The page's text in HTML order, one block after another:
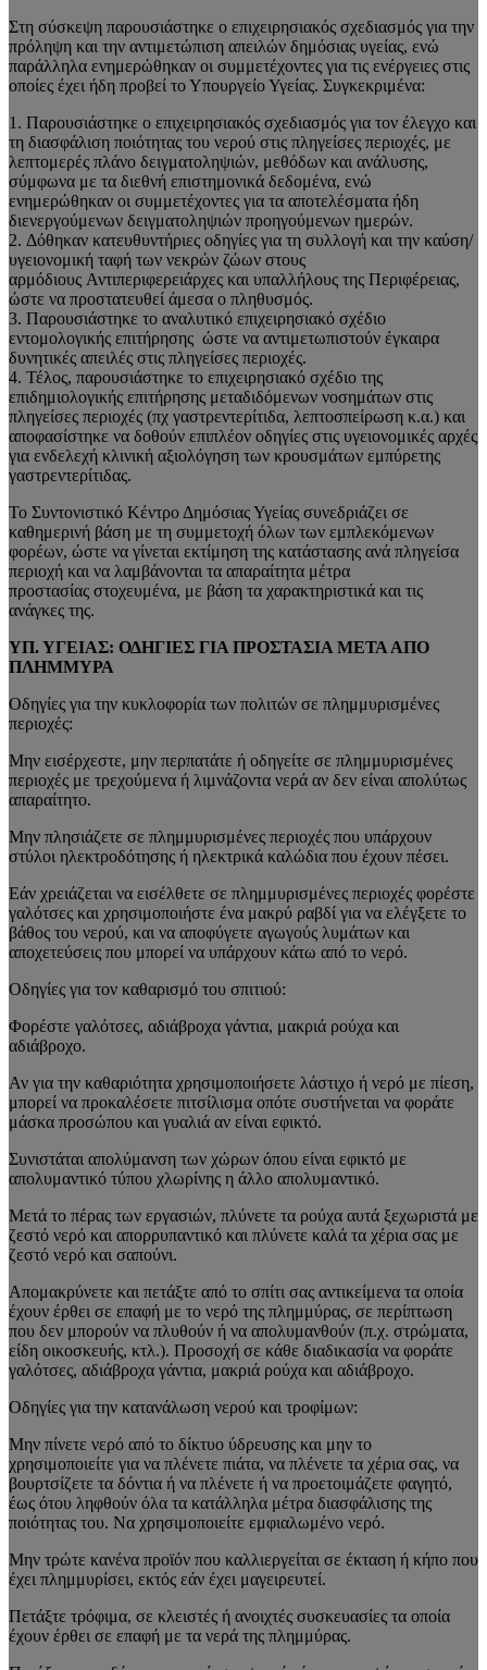
Στη σύσκεψη παρουσιάστηκε ο επιχειρησιακός σχεδιασμός για την
πρόληψη και την αντιμετώπιση απειλών δημόσιας υγείας, ενώ
παράλληλα ενημερώθηκαν οι συμμετέχοντες για τις ενέργειες στις
οποίες έχει ήδη προβεί το Υπουργείο Υγείας. Συγκεκριμένα:
1. Παρουσιάστηκε ο επιχειρησιακός σχεδιασμός για τον έλεγχο και
τη διασφάλιση ποιότητας του νερού στις πληγείσες περιοχές, με
λεπτομερές πλάνο δειγματοληψιών, μεθόδων και ανάλυσης,
σύμφωνα με τα διεθνή επιστημονικά δεδομένα, ενώ
ενημερώθηκαν οι συμμετέχοντες για τα αποτελέσματα ήδη
διενεργούμενων δειγματοληψιών προηγούμενων ημερών.
2. Δόθηκαν κατευθυντήριες οδηγίες για τη συλλογή και την καύση/
υγειονομική ταφή των νεκρών ζώων στους
αρμόδιους Αντιπεριφερειάρχες και υπαλλήλους της Περιφέρειας,
ώστε να προστατευθεί άμεσα ο πληθυσμός.
3. Παρουσιάστηκε το αναλυτικό επιχειρησιακό σχέδιο
εντομολογικής επιτήρησης ώστε να αντιμετωπιστούν έγκαιρα
δυνητικές απειλές στις πληγείσες περιοχές.
4. Τέλος, παρουσιάστηκε το επιχειρησιακό σχέδιο της
επιδημιολογικής επιτήρησης μεταδιδόμενων νοσημάτων στις
πληγείσες περιοχές (πχ γαστρεντερίτιδα, λεπτοσπείρωση κ.α.) και
αποφασίστηκε να δοθούν επιπλέον οδηγίες στις υγειονομικές αρχές
για ενδελεχή κλινική αξιολόγηση των κρουσμάτων εμπύρετης
γαστρεντερίτιδας.
Το Συντονιστικό Κέντρο Δημόσιας Υγείας συνεδριάζει σε
καθημερινή βάση με τη συμμετοχή όλων των εμπλεκόμενων
φορέων, ώστε να γίνεται εκτίμηση της κατάστασης ανά πληγείσα
περιοχή και να λαμβάνονται τα απαραίτητα μέτρα
προστασίας στοχευμένα, με βάση τα χαρακτηριστικά και τις
ανάγκες της.
ΥΠ. ΥΓΕΙΑΣ: ΟΔΗΓΙΕΣ ΓΙΑ ΠΡΟΣΤΑΣΙΑ ΜΕΤΑ ΑΠΟ
ΠΛΗΜΜΥΡΑ
Οδηγίες για την κυκλοφορία των πολιτών σε πλημμυρισμένες
περιοχές:
Μην εισέρχεστε, μην περπατάτε ή οδηγείτε σε πλημμυρισμένες
περιοχές με τρεχούμενα ή λιμνάζοντα νερά αν δεν είναι απολύτως
απαραίτητο.
Μην πλησιάζετε σε πλημμυρισμένες περιοχές που υπάρχουν
στύλοι ηλεκτροδότησης ή ηλεκτρικά καλώδια που έχουν πέσει.
Εάν χρειάζεται να εισέλθετε σε πλημμυρισμένες περιοχές φορέστε
γαλότσες και χρησιμοποιήστε ένα μακρύ ραβδί για να ελέγξετε το
βάθος του νερού, και να αποφύγετε αγωγούς λυμάτων και
αποχετεύσεις που μπορεί να υπάρχουν κάτω από το νερό.
Οδηγίες για τον καθαρισμό του σπιτιού:
Φορέστε γαλότσες, αδιάβροχα γάντια, μακριά ρούχα και
αδιάβροχο.
Αν για την καθαριότητα χρησιμοποιήσετε λάστιχο ή νερό με πίεση,
μπορεί να προκαλέσετε πιτσίλισμα οπότε συστήνεται να φοράτε
μάσκα προσώπου και γυαλιά αν είναι εφικτό.
Συνιστάται απολύμανση των χώρων όπου είναι εφικτό με
απολυμαντικό τύπου χλωρίνης η άλλο απολυμαντικό.
Μετά το πέρας των εργασιών, πλύνετε τα ρούχα αυτά ξεχωριστά με
ζεστό νερό και απορρυπαντικό και πλύνετε καλά τα χέρια σας με
ζεστό νερό και σαπούνι.
Απομακρύνετε και πετάξτε από το σπίτι σας αντικείμενα τα οποία
έχουν έρθει σε επαφή με το νερό της πλημμύρας, σε περίπτωση
που δεν μπορούν να πλυθούν ή να απολυμανθούν (π.χ. στρώματα,
είδη οικοσκευής, κτλ.). Προσοχή σε κάθε διαδικασία να φοράτε
γαλότσες, αδιάβροχα γάντια, μακριά ρούχα και αδιάβροχο.
Οδηγίες για την κατανάλωση νερού και τροφίμων:
Μην πίνετε νερό από το δίκτυο ύδρευσης και μην το
χρησιμοποιείτε για να πλένετε πιάτα, να πλένετε τα χέρια σας, να
βουρτσίζετε τα δόντια ή να πλένετε ή να προετοιμάζετε φαγητό,
έως ότου ληφθούν όλα τα κατάλληλα μέτρα διασφάλισης της
ποιότητας του. Να χρησιμοποιείτε εμφιαλωμένο νερό.
Μην τρώτε κανένα προϊόν που καλλιεργείται σε έκταση ή κήπο που
έχει πλημμυρίσει, εκτός εάν έχει μαγειρευτεί.
Πετάξτε τρόφιμα, σε κλειστές ή ανοιχτές συσκευασίες τα οποία
έχουν έρθει σε επαφή με τα νερά της πλημμύρας.